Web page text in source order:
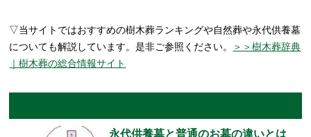
▽当サイトではおすすめの樹木葬ランキングや自然葬や永代供養墓
についても解説しています。是非ご参照ください。
＞＞樹木葬辞典
｜樹木葬の総合情報サイト
永代供養墓と普通のお墓の違いとは